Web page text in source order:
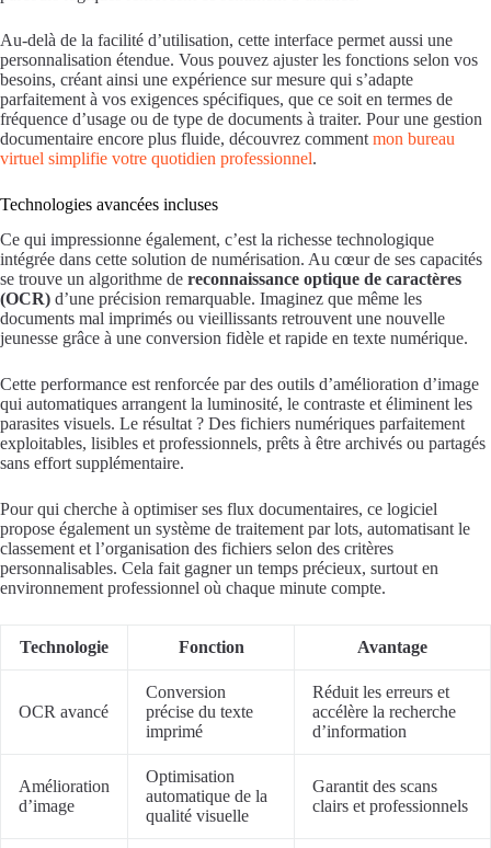
Au-delà de la facilité d’utilisation, cette interface permet aussi une
personnalisation étendue. Vous pouvez ajuster les fonctions selon vos
besoins, créant ainsi une expérience sur mesure qui s’adapte
parfaitement à vos exigences spécifiques, que ce soit en termes de
fréquence d’usage ou de type de documents à traiter. Pour une gestion
documentaire encore plus fluide, découvrez comment mon bureau
virtuel simplifie votre quotidien professionnel.
Technologies avancées incluses
Ce qui impressionne également, c’est la richesse technologique
intégrée dans cette solution de numérisation. Au cœur de ses capacités
se trouve un algorithme de reconnaissance optique de caractères
(OCR) d’une précision remarquable. Imaginez que même les
documents mal imprimés ou vieillissants retrouvent une nouvelle
jeunesse grâce à une conversion fidèle et rapide en texte numérique.
Cette performance est renforcée par des outils d’amélioration d’image
qui automatiques arrangent la luminosité, le contraste et éliminent les
parasites visuels. Le résultat ? Des fichiers numériques parfaitement
exploitables, lisibles et professionnels, prêts à être archivés ou partagés
sans effort supplémentaire.
Pour qui cherche à optimiser ses flux documentaires, ce logiciel
propose également un système de traitement par lots, automatisant le
classement et l’organisation des fichiers selon des critères
personnalisables. Cela fait gagner un temps précieux, surtout en
environnement professionnel où chaque minute compte.
Technologie Fonction Avantage
OCR avancé
Conversion
précise du texte
imprimé
Réduit les erreurs et
accélère la recherche
d’information
Amélioration
d’image
Optimisation
automatique de la
qualité visuelle
Garantit des scans
clairs et professionnels